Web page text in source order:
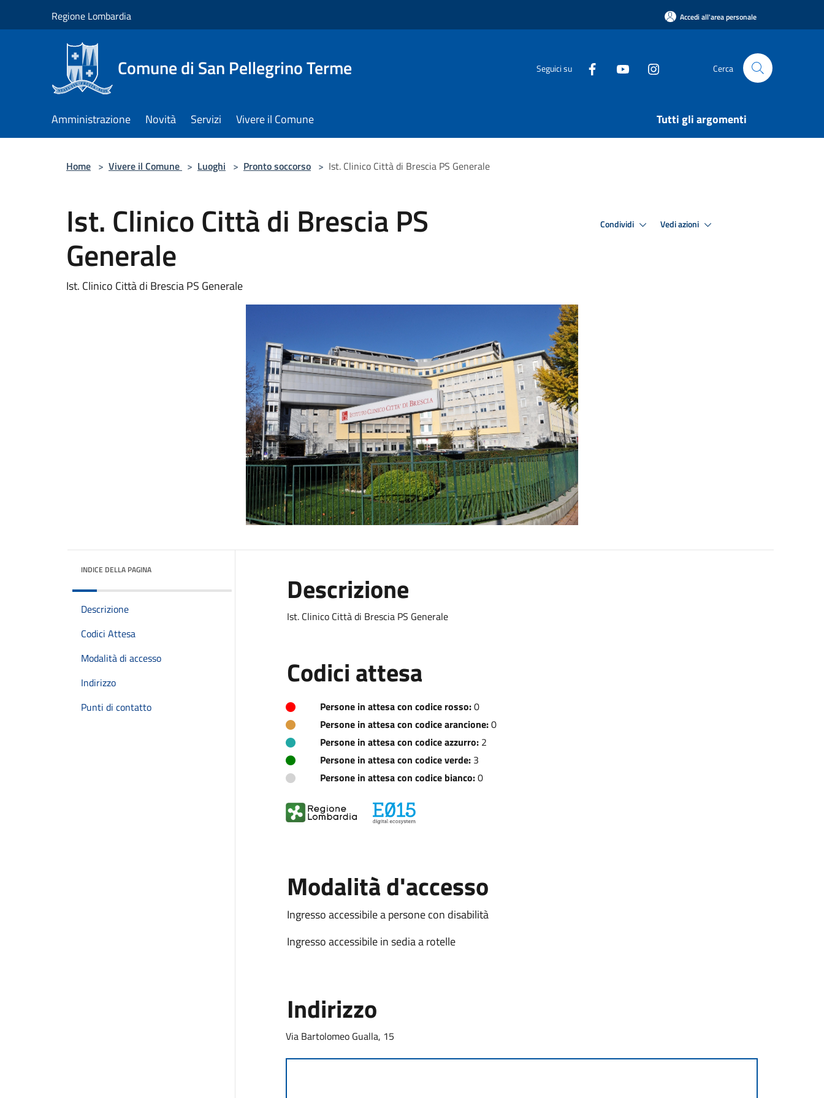
Regione Lombardia Accedi all'area personale
Comune di San Pellegrino Terme Seguici su Cerca
Amministrazione Novità Servizi Vivere il Comune Tutti gli argomenti
Home > Vivere il Comune > Luoghi > Pronto soccorso > Ist. Clinico Città di Brescia PS Generale
Ist. Clinico Città di Brescia PS
Generale
Ist. Clinico Città di Brescia PS Generale
Condividi Vedi azioni
INDICE DELLA PAGINA
Descrizione
Codici Attesa
Modalità di accesso
Indirizzo
Punti di contatto
Descrizione
Ist. Clinico Città di Brescia PS Generale
Codici attesa
Persone in attesa con codice rosso:0
Persone in attesa con codice arancione:0
Persone in attesa con codice azzurro:2
Persone in attesa con codice verde:3
Persone in attesa con codice bianco:0
Modalità d'accesso
Ingresso accessibile a persone con disabilità
Ingresso accessibile in sedia a rotelle
Indirizzo
Via Bartolomeo Gualla, 15